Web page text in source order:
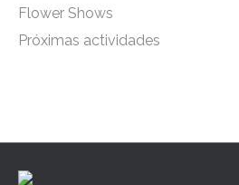
Flower Shows
Próximas actividades